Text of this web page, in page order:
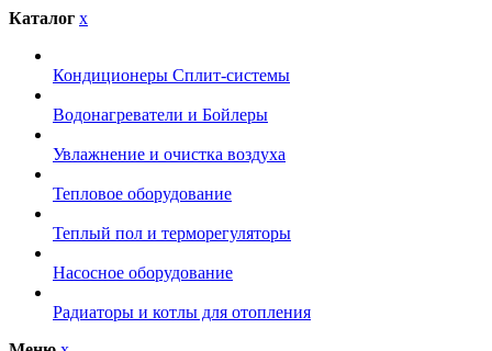
Каталог x
Кондиционеры Сплит-системы
Водонагреватели и Бойлеры
Увлажнение и очистка воздуха
Тепловое оборудование
Теплый пол и терморегуляторы
Насосное оборудование
Радиаторы и котлы для отопления